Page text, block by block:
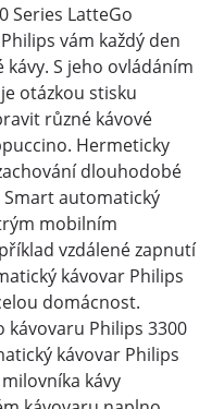
Series LatteGo
vám každý den
S jeho ovládáním
otázkou stisku
různé kávové
Hermeticky
dlouhodobé
Smart automatický
mobilním
vzdálené zapnutí
kávovar Philips
domácnost.
Philips 3300
kávovar Philips
kávy